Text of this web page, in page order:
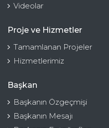
Videolar
Proje ve Hizmetler
Tamamlanan Projeler
Hizmetlerimiz
Başkan
Başkanın Özgeçmişi
Başkanın Mesajı